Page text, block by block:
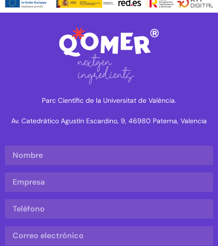
Parc Científic de la Universitat de València.
Av. Catedrático Agustín Escardino, 9, 46980 Paterna, Valencia